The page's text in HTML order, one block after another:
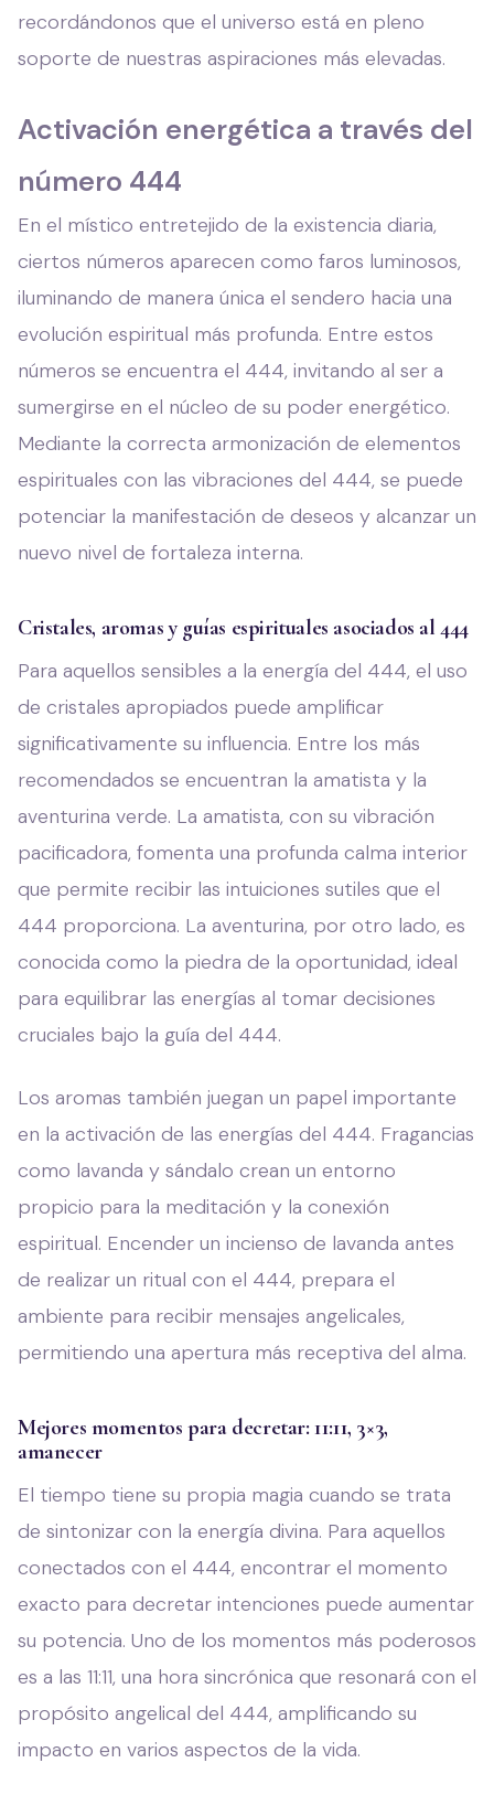
recordándonos que el universo está en pleno
soporte de nuestras aspiraciones más elevadas.
Activación energética a través del
número 444
En el místico entretejido de la existencia diaria,
ciertos números aparecen como faros luminosos,
iluminando de manera única el sendero hacia una
evolución espiritual más profunda. Entre estos
números se encuentra el 444, invitando al ser a
sumergirse en el núcleo de su poder energético.
Mediante la correcta armonización de elementos
espirituales con las vibraciones del 444, se puede
potenciar la manifestación de deseos y alcanzar un
nuevo nivel de fortaleza interna.
Cristales, aromas y guías espirituales asociados al 444
Para aquellos sensibles a la energía del 444, el uso
de cristales apropiados puede amplificar
significativamente su influencia. Entre los más
recomendados se encuentran la amatista y la
aventurina verde. La amatista, con su vibración
pacificadora, fomenta una profunda calma interior
que permite recibir las intuiciones sutiles que el
444 proporciona. La aventurina, por otro lado, es
conocida como la piedra de la oportunidad, ideal
para equilibrar las energías al tomar decisiones
cruciales bajo la guía del 444.
Los aromas también juegan un papel importante
en la activación de las energías del 444. Fragancias
como lavanda y sándalo crean un entorno
propicio para la meditación y la conexión
espiritual. Encender un incienso de lavanda antes
de realizar un ritual con el 444, prepara el
ambiente para recibir mensajes angelicales,
permitiendo una apertura más receptiva del alma.
Mejores momentos para decretar: 11:11, 3×3,
amanecer
El tiempo tiene su propia magia cuando se trata
de sintonizar con la energía divina. Para aquellos
conectados con el 444, encontrar el momento
exacto para decretar intenciones puede aumentar
su potencia. Uno de los momentos más poderosos
es a las 11:11, una hora sincrónica que resonará con el
propósito angelical del 444, amplificando su
impacto en varios aspectos de la vida.